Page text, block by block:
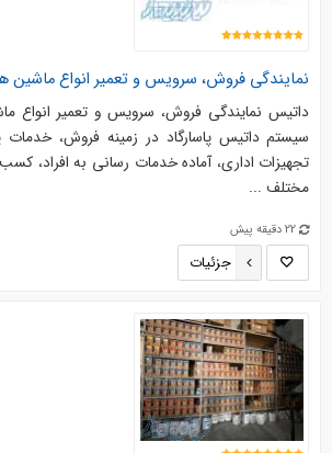
نمایندگی فروش، سرویس و تعمیر انواع ماشین
داتیس نمایندگی فروش، سرویس و تعمیر انواع
سیستم داتیس پاسارگاد در زمینه فروش،
تجهیزات اداری، آماده خدمات رسانی به افراد،
مختلف ...
22 دقیقه پیش
جزئیات